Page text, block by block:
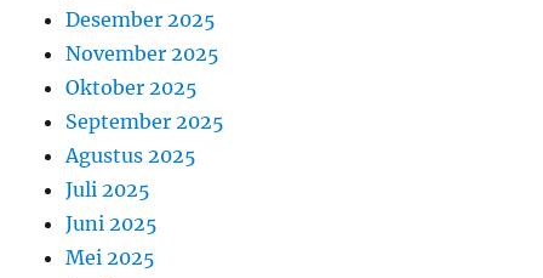
Desember 2025
November 2025
Oktober 2025
September 2025
Agustus 2025
Juli 2025
Juni 2025
Mei 2025